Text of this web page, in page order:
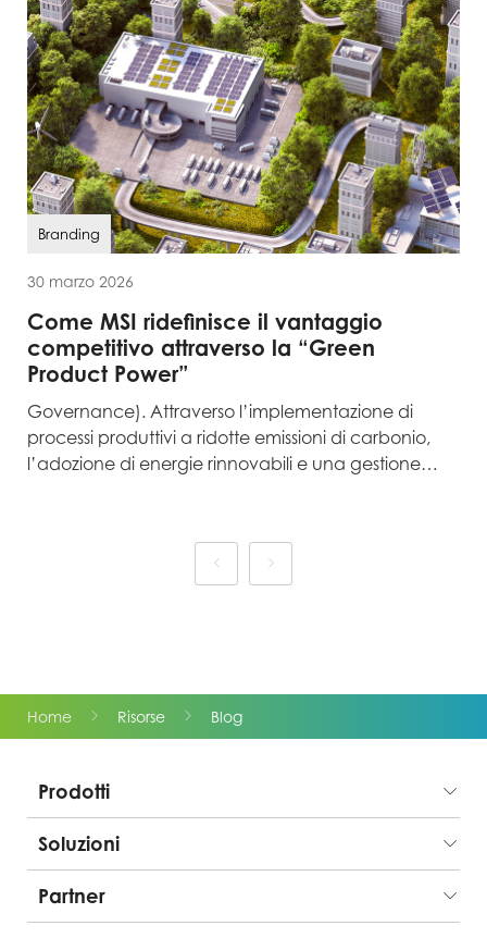
Branding
30 marzo 2026
Come MSI ridefinisce il vantaggio
competitivo attraverso la “Green
Product Power”
Governance). Attraverso l’implementazione di
processi produttivi a ridotte emissioni di carbonio,
l’adozione di energie rinnovabili e una gestione
ad alte prestazioni. Nel 2025, MSI ha annunciato…
Home Risorse Blog
Prodotti
Soluzioni
Partner